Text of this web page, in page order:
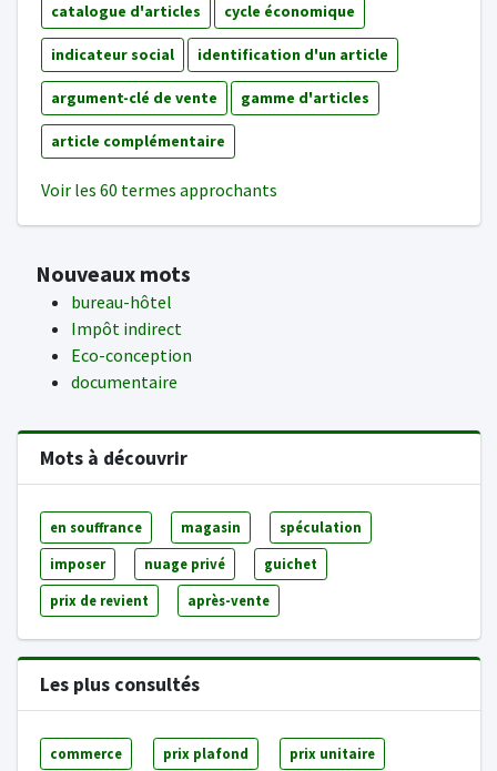
catalogue d'articles cycle économique
indicateur social identification d'un article
argument-clé de vente gamme d'articles
article complémentaire
Voir les 60 termes approchants
Nouveaux mots
bureau-hôtel
Impôt indirect
Eco-conception
documentaire
Mots à découvrir
en souffrance magasin spéculation
imposer nuage privé guichet
prix de revient après-vente
Les plus consultés
commerce prix plafond prix unitaire